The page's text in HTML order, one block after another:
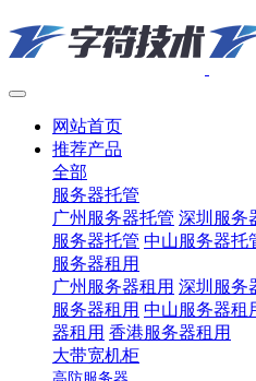
网站首页
推荐产品
全部
服务器托管
广州服务器托管 深圳服务
服务器托管 中山服务器托
服务器租用
广州服务器租用 深圳服务
服务器租用 中山服务器租
器租用 香港服务器租用
大带宽机柜